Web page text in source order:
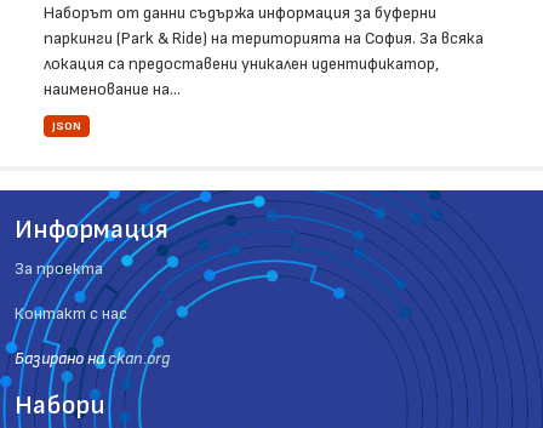
Наборът от данни съдържа информация за буферни
паркинги (Park & Ride) на територията на София. За всяка
локация са предоставени уникален идентификатор,
наименование на...
JSON
Информация
За проекта
Контакт с нас
Базиранo наckan.org
Набори